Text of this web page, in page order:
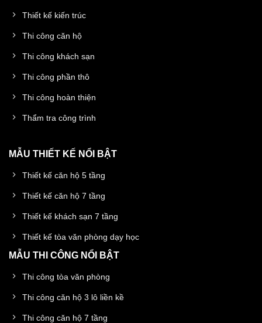
Thiết kế kiến trúc
Thi công căn hộ
Thi công khách sạn
Thi công phần thô
Thi công hoàn thiện
Thẩm tra công trình
MẪU THIẾT KẾ NỔI BẬT
Thiết kế căn hộ 5 tầng
Thiết kế căn hộ 7 tầng
Thiết kế khách sạn 7 tầng
Thiết kế tòa văn phòng dạy học
MẪU THI CÔNG NỔI BẬT
Thi công tòa văn phòng
Thi công căn hộ 3 lô liền kề
Thi công căn hộ 7 tầng